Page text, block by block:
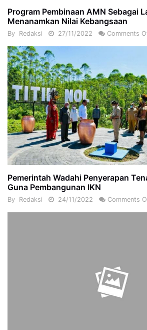
Program Pembinaan AMN Sebagai
Menanamkan Nilai Kebangsaan
By Redaksi 27/11/2022 Comments
Pemerintah Wadahi Penyerapan
Guna Pembangunan IKN
By Redaksi 24/11/2022 Comments